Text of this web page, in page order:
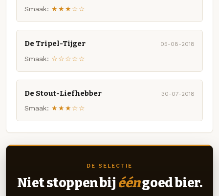
Smaak: ★★★☆☆
De Tripel-Tijger 05-08-2018
Smaak: ☆☆☆☆☆
De Stout-Liefhebber 30-07-2018
Smaak: ★★★☆☆
DE SELECTIE
Niet stoppen bij ééngoed bier.